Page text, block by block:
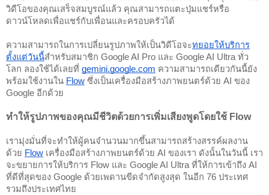
วิดีโอของคุณเสร็จสมบูรณ์แล้ว คุณสามารถแตะปุ่มแชร์หรือ
ดาวน์โหลดเพื่อแชร์กับเพื่อนและครอบครัวได้
ความสามารถในการเปลี่ยนรูปภาพให้เป็นวิดีโอจะทยอยให้บริการ
ตั้งแต่วันนี้สำหรับสมาชิก Google AI Pro และ Google AI Ultra ทั่ว
โลก ลองใช้ได้เลยที่ gemini.google.com ความสามารถเดียวกันนี้ยัง
พร้อมใช้งานใน Flow ซึ่งเป็นเครื่องมือสร้างภาพยนตร์ด้วย AI ของ
Google อีกด้วย
ทำให้รูปภาพของคุณมีชีวิตด้วยการเพิ่มเสียงพูดโดยใช้ Flow
เรามุ่งมั่นที่จะทำให้ผู้คนจำนวนมากขึ้นสามารถสร้างสรรค์ผลงาน
ด้วย Flow เครื่องมือสร้างภาพยนตร์ด้วย AI ของเรา ดังนั้นในวันนี้ เรา
จะขยายการให้บริการ Flow และ Google AI Ultra ที่ให้การเข้าถึง AI
ที่ดีที่สุดของ Google ด้วยเพดานขีดจำกัดสูงสุด ในอีก 76 ประเทศ
รวมถึงประเทศไทย